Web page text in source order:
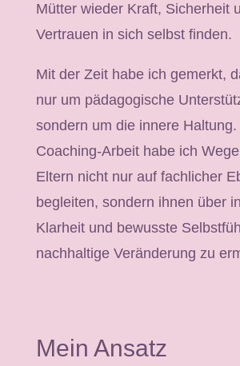
Mütter wieder Kraft, Sicherheit
Vertrauen in sich selbst finden.
Mit der Zeit habe ich gemerkt,
nur um pädagogische
sondern um die innere
Coaching-Arbeit habe ich
Eltern nicht nur auf fachlicher
begleiten, sondern ihnen über
Klarheit und bewusste
nachhaltige Veränderung zu
Mein Ansatz